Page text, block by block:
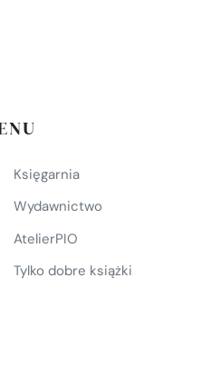
Księgarnia
Wydawnictwo
AtelierPIO
Tylko dobre książki